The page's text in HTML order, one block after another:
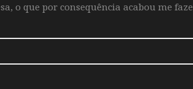
o que por consequência acabou me